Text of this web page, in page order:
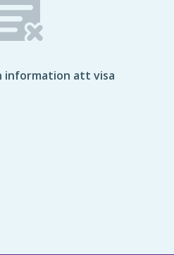
information att visa